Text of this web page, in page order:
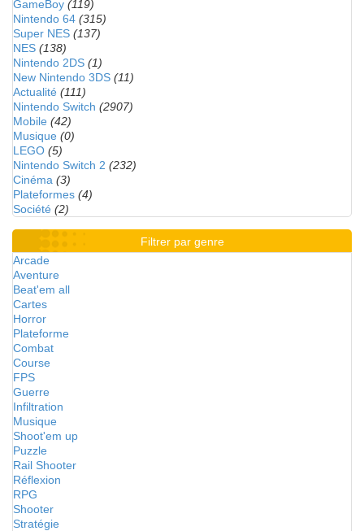
GameBoy (119)
Nintendo 64 (315)
Super NES (137)
NES (138)
Nintendo 2DS (1)
New Nintendo 3DS (11)
Actualité (111)
Nintendo Switch (2907)
Mobile (42)
Musique (0)
LEGO (5)
Nintendo Switch 2 (232)
Cinéma (3)
Plateformes (4)
Société (2)
Filtrer par genre
Arcade
Aventure
Beat'em all
Cartes
Horror
Plateforme
Combat
Course
FPS
Guerre
Infiltration
Musique
Shoot'em up
Puzzle
Rail Shooter
Réflexion
RPG
Shooter
Stratégie